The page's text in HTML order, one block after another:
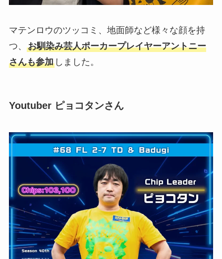
マテンロウのツッコミ、地面師など様々な顔を持
つ、 お馴染み芸人ポーカープレイヤーアントニー
さんも参加しました。
Youtuber ピョコタンさん